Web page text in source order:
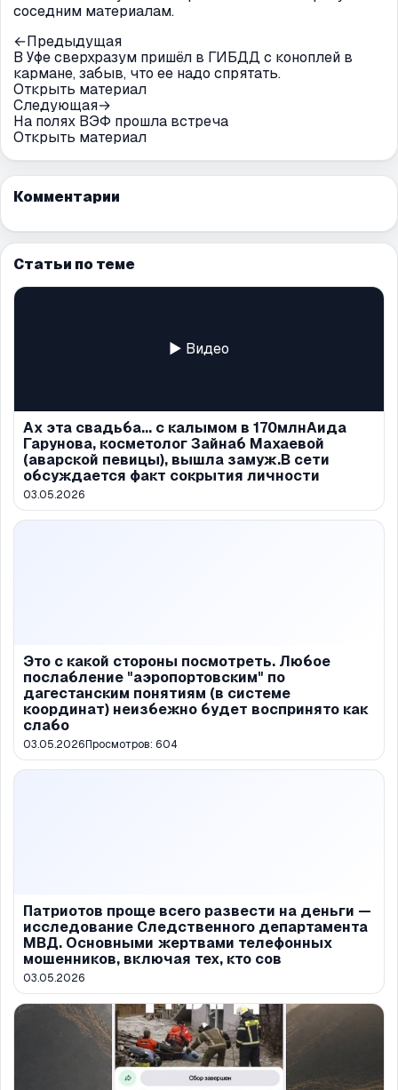
соседним материалам.
←Предыдущая
В Уфе сверхразум пришёл в ГИБДД с коноплей в
кармане, забыв, что ее надо спрятать.
Открыть материал
Следующая→
На полях ВЭФ прошла встреча
Открыть материал
Комментарии
Статьи по теме
▶ Видео
Ах эта свадьба... с калымом в 170млнАида
Гарунова, косметолог Зайнаб Махаевой
(аварской певицы), вышла замуж.В сети
обсуждается факт сокрытия личности
03.05.2026
Это с какой стороны посмотреть. Любое
послабление "аэропортовским" по
дагестанским понятиям (в системе
координат) неизбежно будет воспринято как
слабо
03.05.2026Просмотров: 604
Патриотов проще всего развести на деньги —
исследование Следственного департамента
МВД. Основными жертвами телефонных
мошенников, включая тех, кто сов
03.05.2026